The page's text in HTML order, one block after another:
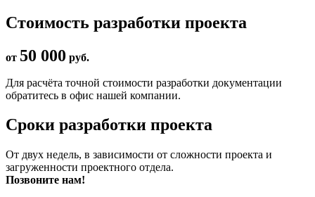
Стоимость разработки проекта
от 50 000 руб.
Для расчёта точной стоимости разработки документации
обратитесь в офис нашей компании.
Сроки разработки проекта
От двух недель, в зависимости от сложности проекта и
загруженности проектного отдела.
Позвоните нам!